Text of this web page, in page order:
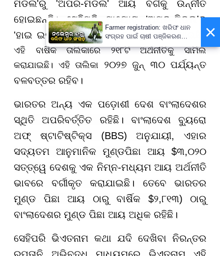
ମିଡଲ'ରୁ 'ଅପର-ମିଡଲ' ଆୟ ବର୍ଗକୁ ଉନ୍ନୀତ
ହୋଇଛନ୍ତି। ସେହିପରି ମାୟୋଟ 'ଅପର-ମିଡଲ'ରୁ
'ହାଇ ଇନକମ୍' ଅର୍ଥନୀତି ଶ୍ରେଣୀକୁ ସ୍ଥାନ ପାଇଛି।
ଏହି ବାର୍ଷିକ ତାଲିକାରେ ୨୧୮ଟି ଅର୍ଥନୀତିକୁ ସାମିଲ
କରାଯାଇଛି। ଏହି ତାଲିକା ୨୦୨୭ ଜୁନ୍ ୩୦ ପର୍ଯ୍ୟନ୍ତ
ବଳବତ୍ତର ରହିବ।
ଭାରତର ଅନ୍ୟ ଏକ ପଡ଼ୋଶୀ ଦେଶ ବାଂଲାଦେଶର
ସ୍ଥିତି ଅପରିବର୍ତ୍ତିତ ରହିଛି। ବାଂଲାଦେଶ ବ୍ୟୁରୋ
ଅଫ୍ ଷ୍ଟାଟିଷ୍ଟିକ୍ସ (BBS) ଅନୁଯାୟୀ, ଏହାର
ସଦ୍ୟତମ ଆନୁମାନିକ ମୁଣ୍ଡପିଛା ଆୟ $୩,୦୨୦
ସତ୍ତ୍ୱେ ଦେଶକୁ ଏକ ନିମ୍ନ-ମଧ୍ୟମ ଆୟ ଅର୍ଥନୀତି
ଭାବରେ ବର୍ଗୀକୃତ କରାଯାଇଛି। ତେବେ ଭାରତର
ମୁଣ୍ଡ ପିଛା ଆୟ ଠାରୁ ବାର୍ଷିକ $୨,୮୧୩) ଠାରୁ
ବାଂଲାଦେଶର ମୁଣ୍ଡ ପିଛା ଆୟ ଅଧିକ ରହିଛି।
ସେହିପରି ଭିଏତନାମ କଥା ଯଦି ଦେଖିବା ନିରନ୍ତର
×
Farmer registration: ଖରିଫ ଧାନ
ସଂଗ୍ରହ ପାଇଁ ଚାଷୀ ପଞ୍ଜିକରଣ
ଆରମ୍ଭ, ଆସନ୍ତା ୩୧ ଯାଏଁ ଚାଲିବ
ପ୍ରକ୍ରିୟା